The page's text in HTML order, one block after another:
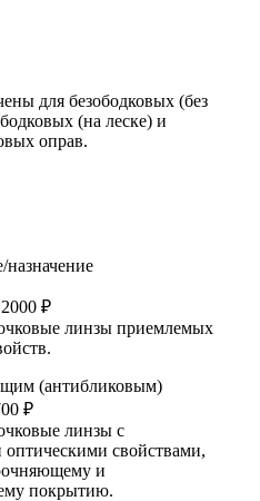
для безободковых (без
(на леске) и
оправ.
2000 ₽
линзы приемлемых
(антибликовым)
₽
линзы с
свойствами,
и
покрытию.